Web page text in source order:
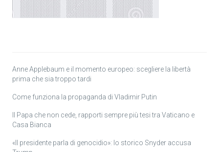
Anne Applebaum e il momento europeo: scegliere la libertà
prima che sia troppo tardi
Come funziona la propaganda di Vladimir Putin
Il Papa che non cede, rapporti sempre più tesi tra Vaticano e
Casa Bianca
«Il presidente parla di genocidio»: lo storico Snyder accusa